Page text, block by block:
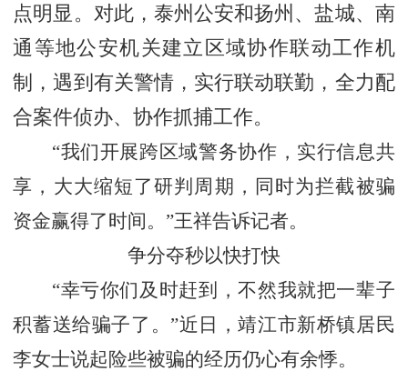
点明显。对此，泰州公安和扬州、盐城、南
通等地公安机关建立区域协作联动工作机
制，遇到有关警情，实行联动联勤，全力配
合案件侦办、协作抓捕工作。
“我们开展跨区域警务协作，实行信息共
享，大大缩短了研判周期，同时为拦截被骗
资金赢得了时间。”王祥告诉记者。
争分夺秒以快打快
“幸亏你们及时赶到，不然我就把一辈子
积蓄送给骗子了。”近日，靖江市新桥镇居民
李女士说起险些被骗的经历仍心有余悸。